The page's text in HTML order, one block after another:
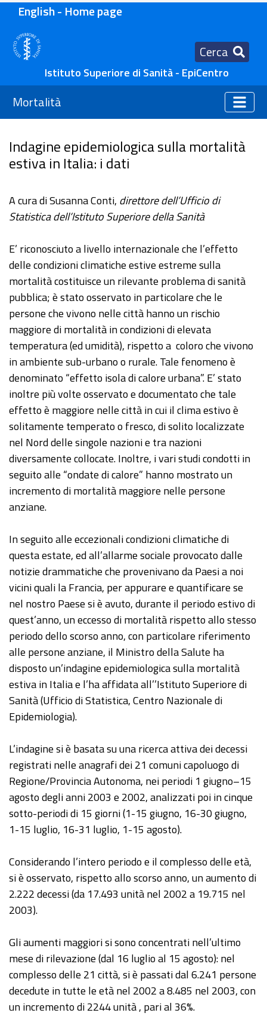
English - Home page
Cerca
Istituto Superiore di Sanità - EpiCentro
Mortalità
Indagine epidemiologica sulla mortalità
estiva in Italia: i dati
A cura di Susanna Conti, direttore dell’Ufficio di
Statistica dell’Istituto Superiore della Sanità
E’ riconosciuto a livello internazionale che l’effetto
delle condizioni climatiche estive estreme sulla
mortalità costituisce un rilevante problema di sanità
pubblica; è stato osservato in particolare che le
persone che vivono nelle città hanno un rischio
maggiore di mortalità in condizioni di elevata
temperatura (ed umidità), rispetto a coloro che vivono
in ambiente sub-urbano o rurale. Tale fenomeno è
denominato “effetto isola di calore urbana”. E’ stato
inoltre più volte osservato e documentato che tale
effetto è maggiore nelle città in cui il clima estivo è
solitamente temperato o fresco, di solito localizzate
nel Nord delle singole nazioni e tra nazioni
diversamente collocate. Inoltre, i vari studi condotti in
seguito alle “ondate di calore” hanno mostrato un
incremento di mortalità maggiore nelle persone
anziane.
In seguito alle eccezionali condizioni climatiche di
questa estate, ed all’allarme sociale provocato dalle
notizie drammatiche che provenivano da Paesi a noi
vicini quali la Francia, per appurare e quantificare se
nel nostro Paese si è avuto, durante il periodo estivo di
quest’anno, un eccesso di mortalità rispetto allo stesso
periodo dello scorso anno, con particolare riferimento
alle persone anziane, il Ministro della Salute ha
disposto un’indagine epidemiologica sulla mortalità
estiva in Italia e l’ha affidata all’’Istituto Superiore di
Sanità (Ufficio di Statistica, Centro Nazionale di
Epidemiologia).
L’indagine si è basata su una ricerca attiva dei decessi
registrati nelle anagrafi dei 21 comuni capoluogo di
Regione/Provincia Autonoma, nei periodi 1 giugno–15
agosto degli anni 2003 e 2002, analizzati poi in cinque
sotto-periodi di 15 giorni (1-15 giugno, 16-30 giugno,
1-15 luglio, 16-31 luglio, 1-15 agosto).
Considerando l’intero periodo e il complesso delle età,
si è osservato, rispetto allo scorso anno, un aumento di
2.222 decessi (da 17.493 unità nel 2002 a 19.715 nel
2003).
Gli aumenti maggiori si sono concentrati nell’ultimo
mese di rilevazione (dal 16 luglio al 15 agosto): nel
complesso delle 21 città, si è passati dal 6.241 persone
decedute in tutte le età nel 2002 a 8.485 nel 2003, con
un incremento di 2244 unità , pari al 36%.